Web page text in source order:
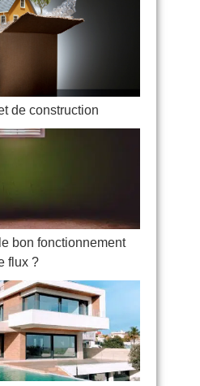
de construction
bon fonctionnement
flux ?